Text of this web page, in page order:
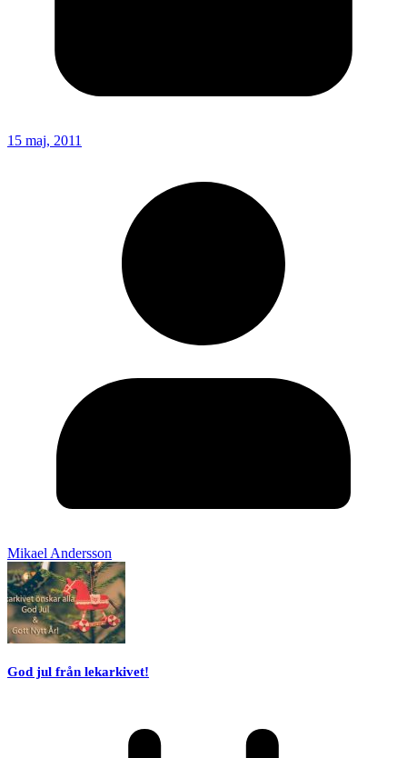
15 maj, 2011
Mikael Andersson
God jul från lekarkivet!